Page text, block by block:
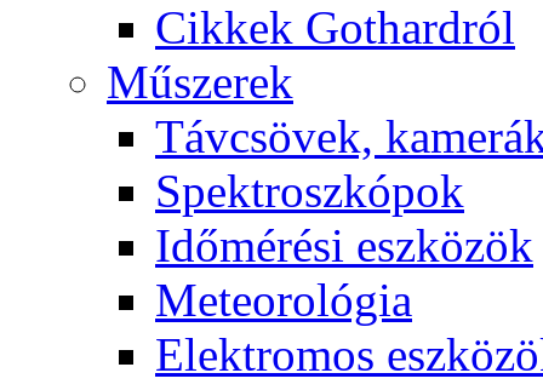
Cik­kek Got­hard­ról
Mű­sze­rek
Táv­csö­vek,
Spekt­rosz­kó­pok
Idő­mé­ré­si esz­kö­zök
Me­te­o­ro­ló­gia
Elekt­ro­mos